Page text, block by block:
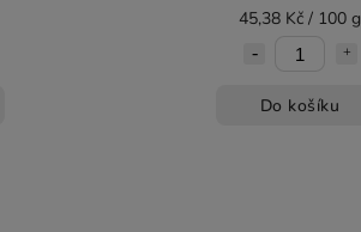
45,38 Kč / 100 g
Do košíku